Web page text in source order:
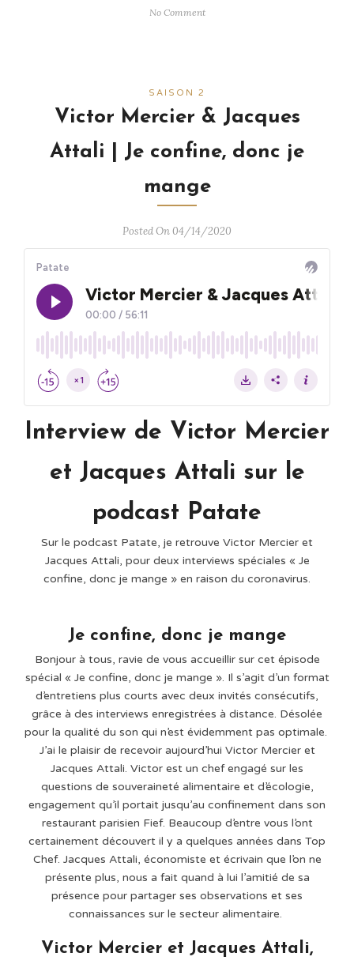
No Comment
SAISON 2
Victor Mercier & Jacques
Attali | Je confine, donc je
mange
Posted On 04/14/2020
Interview de Victor Mercier
et Jacques Attali sur le
podcast Patate
Sur le podcast Patate, je retrouve Victor Mercier et
Jacques Attali, pour deux interviews spéciales « Je
confine, donc je mange » en raison du coronavirus.
Je confine, donc je mange
Bonjour à tous, ravie de vous accueillir sur cet épisode
spécial « Je confine, donc je mange ». Il s’agit d’un format
d’entretiens plus courts avec deux invités consécutifs,
grâce à des interviews enregistrées à distance. Désolée
pour la qualité du son qui n’est évidemment pas optimale.
J’ai le plaisir de recevoir aujourd’hui Victor Mercier et
Jacques Attali. Victor est un chef engagé sur les
questions de souveraineté alimentaire et d’écologie,
engagement qu’il portait jusqu’au confinement dans son
restaurant parisien Fief. Beaucoup d’entre vous l’ont
certainement découvert il y a quelques années dans Top
Chef. Jacques Attali, économiste et écrivain que l’on ne
présente plus, nous a fait quand à lui l’amitié de sa
présence pour partager ses observations et ses
connaissances sur le secteur alimentaire.
Victor Mercier et Jacques Attali,